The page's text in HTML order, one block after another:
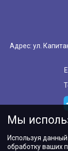
Адрес: ул.
Мы
Используя
обработку ваших